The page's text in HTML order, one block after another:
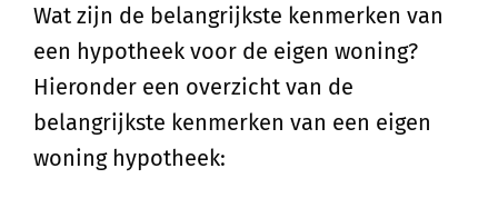
Wat zijn de belangrijkste kenmerken van
een hypotheek voor de eigen woning?
Hieronder een overzicht van de
belangrijkste kenmerken van een eigen
woning hypotheek: